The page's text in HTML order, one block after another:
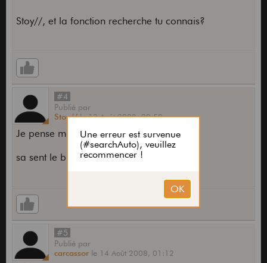
Stoy//, et la fonction recherche tu connais?
#4
Publié par
Stoy// le13 Août 2008,20:50
Je pense mais je n'ai pas trouver
sa sent le bide :p
#5
Publié par
carcassor le 14 Août 2008, 01:12